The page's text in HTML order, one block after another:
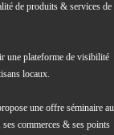
de produits & services de
une plateforme de visibilité
locaux.
une offre séminaire au
commerces & ses points